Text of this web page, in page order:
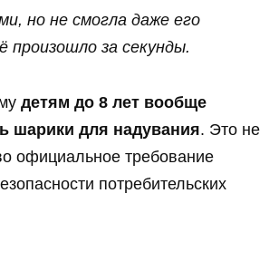
но не смогла даже его
произошло за секунды.
детям до 8 лет вообще
шарики для надувания. Это не
официальное требование
потребительских